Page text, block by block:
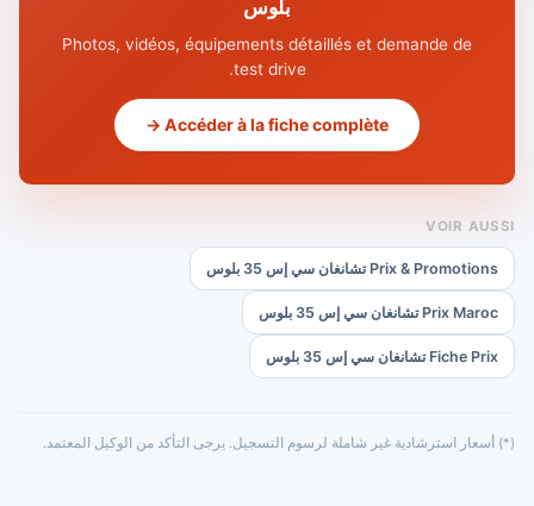
بلوس
Photos, vidéos, équipements détaillés et demande de
test drive.
Accéder à la fiche complète →
VOIR AUSSI
Prix & Promotions تشانغان سي إس 35 بلوس
Prix Maroc تشانغان سي إس 35 بلوس
Fiche Prix تشانغان سي إس 35 بلوس
(*) أسعار استرشادية غير شاملة لرسوم التسجيل. يرجى التأكد من الوكيل المعتمد.